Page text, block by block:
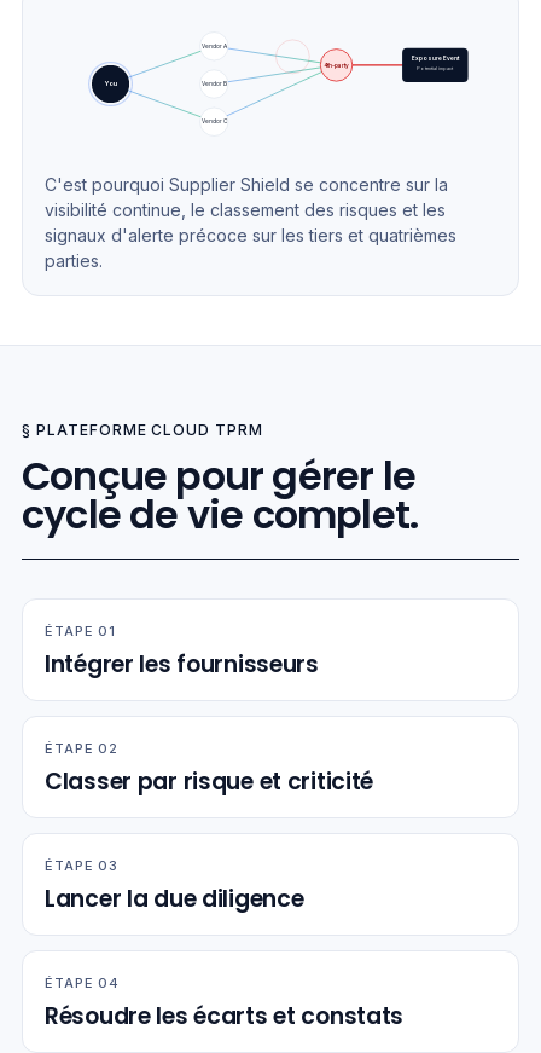
You
Vendor A
Vendor B
Vendor C
4th-party
Exposure Event
Potential impact
C'est pourquoi Supplier Shield se concentre sur la
visibilité continue, le classement des risques et les
signaux d'alerte précoce sur les tiers et quatrièmes
parties.
§ PLATEFORME CLOUD TPRM
Conçue pour gérer le
cycle de vie complet.
ÉTAPE 01
Intégrer les fournisseurs
ÉTAPE 0 2
Classer par risque et criticité
ÉTAPE 03
Lancer la due diligence
ÉTAPE 04
Résoudre les écarts et constats